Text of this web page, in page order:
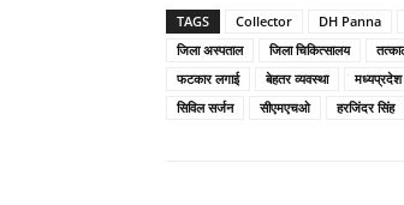
TAGS Collector DH Panna
जिला अस्पताल
जिला चिकित्सालय
फटकार लगाई
बेहतर व्यवस्था मध्यप्रदेश
सिविल सर्जन
सीएमएचओ हरजिंदर सिंह